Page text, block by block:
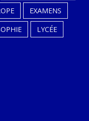
EXAMENS
LYCÉE